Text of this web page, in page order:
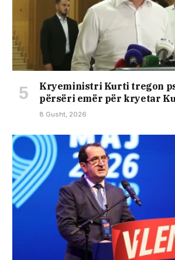
Kryeministri Kurti tregon
përsëri emër për kryetar
8 Gusht, 2026